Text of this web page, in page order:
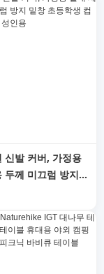
신발 커버, 가정용
두께 미끄럼 방지
컴퓨터 시설 부티